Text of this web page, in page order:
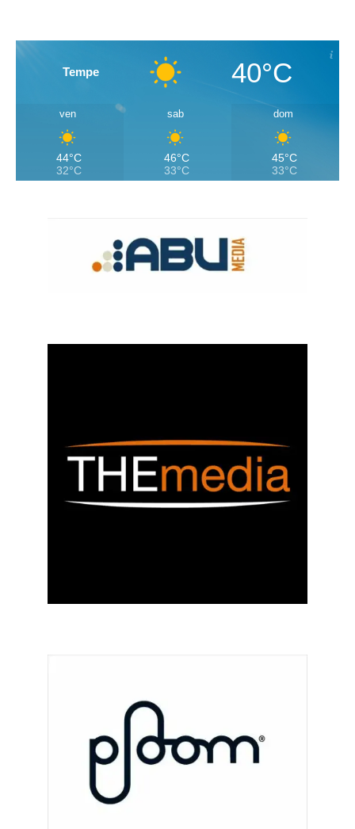
Tempe 40°C
ven
44°C
32°C
sab
46°C
33°C
dom
45°C
33°C